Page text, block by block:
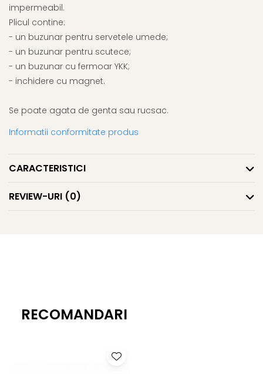
impermeabil.
Plicul contine:
- un buzunar pentru servetele umede;
- un buzunar pentru scutece;
- un buzunar cu fermoar YKK;
- inchidere cu magnet.
Se poate agata de genta sau rucsac.
Informatii conformitate produs
CARACTERISTICI
REVIEW-URI (0)
RECOMANDARI